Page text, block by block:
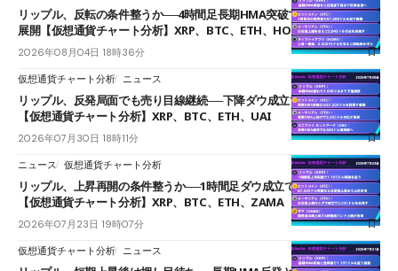
リップル、反転の条件整うか──4時間足長期HMA突破で雲下端を目指す
展開【仮想通貨チャート分析】XRP、BTC、ETH、HOME
2026年08月04日 18時36分
仮想通貨チャート分析 ニュース
リップル、反発局面でも売り目線継続──下降ダウ成立で下値追う展開
【仮想通貨チャート分析】XRP、BTC、ETH、UAI
2026年07月30日 18時11分
ニュース 仮想通貨チャート分析
リップル、上昇再開の条件整うか──1時間足ダウ成立で1.185ドルを狙う
【仮想通貨チャート分析】XRP、BTC、ETH、ZAMA
2026年07月23日 19時07分
仮想通貨チャート分析 ニュース